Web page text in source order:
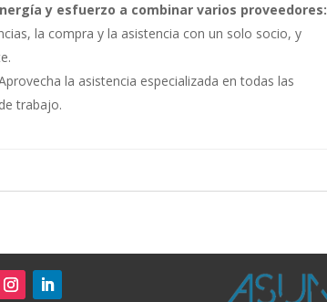
y esfuerzo a combinar varios proveedores:
la compra y la asistencia con un solo socio, y
la asistencia especializada en todas las
trabajo.